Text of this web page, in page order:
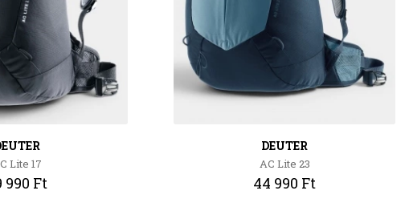
Lite 17
990 Ft
DEUTER
AC Lite 23
44 990 Ft